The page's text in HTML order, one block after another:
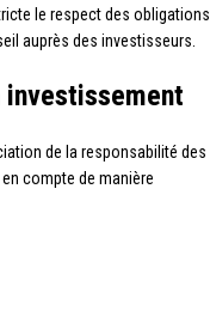
le respect des obligations
auprès des investisseurs.
investissement
de la responsabilité des
compte de manière